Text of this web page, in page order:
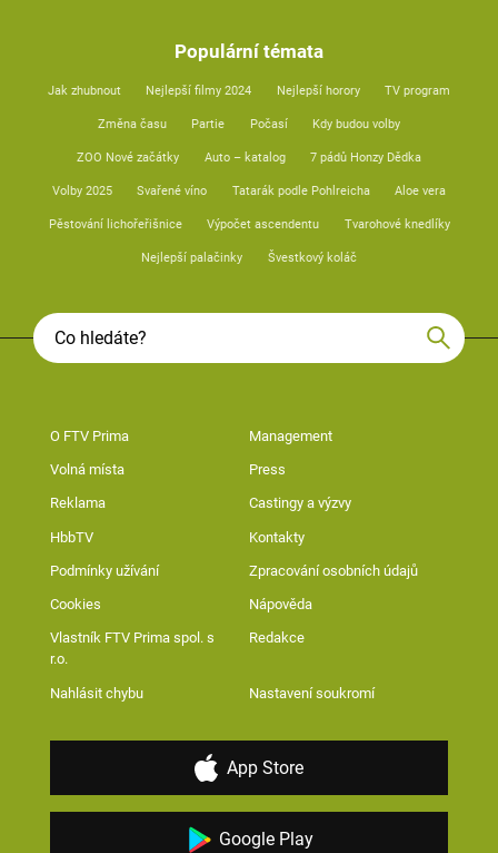
Populární témata
Jak zhubnout Nejlepší filmy 2024 Nejlepší horory TV program
Změna času Partie Počasí Kdy budou volby
ZOO Nové začátky Auto – katalog 7 pádů Honzy Dědka
Volby 2025 Svařené víno Tatarák podle Pohlreicha Aloe vera
Pěstování lichořeřišnice Výpočet ascendentu Tvarohové knedlíky
Nejlepší palačinky Švestkový koláč
O FTV Prima Management
Volná místa Press
Reklama Castingy a výzvy
HbbTV Kontakty
Podmínky užívání Zpracování osobních údajů
Cookies Nápověda
Vlastník FTV Prima spol. s
r.o.
Redakce
Nahlásit chybu Nastavení soukromí
App Store
Google Play